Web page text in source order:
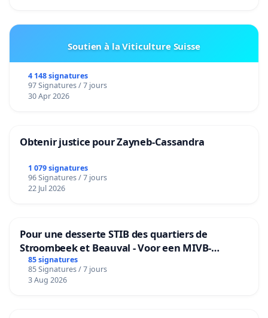
Soutien à la Viticulture Suisse
4 148 signatures
97 Signatures / 7 jours
30 Apr 2026
Obtenir justice pour Zayneb-Cassandra
1 079 signatures
96 Signatures / 7 jours
22 Jul 2026
Pour une desserte STIB des quartiers de
Stroombeek et Beauval - Voor een MIVB-
bediening van de wijken Strombeek en Het
Voor
85 signatures
85 Signatures / 7 jours
3 Aug 2026